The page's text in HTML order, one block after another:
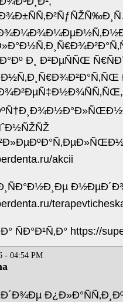
Ð¸ Ð²ÐµÑÑŒ
akcii
ÑÐ°Ð¹Ñ‚Ð° https://
- 04:54 PM